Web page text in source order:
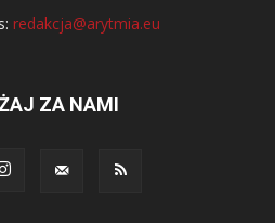
redakcja@arytmia.eu
ZA NAMI